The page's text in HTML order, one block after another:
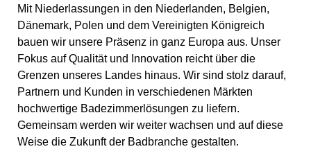
Mit Niederlassungen in den Niederlanden, Belgien,
Dänemark, Polen und dem Vereinigten Königreich
bauen wir unsere Präsenz in ganz Europa aus. Unser
Fokus auf Qualität und Innovation reicht über die
Grenzen unseres Landes hinaus. Wir sind stolz darauf,
Partnern und Kunden in verschiedenen Märkten
hochwertige Badezimmerlösungen zu liefern.
Gemeinsam werden wir weiter wachsen und auf diese
Weise die Zukunft der Badbranche gestalten.